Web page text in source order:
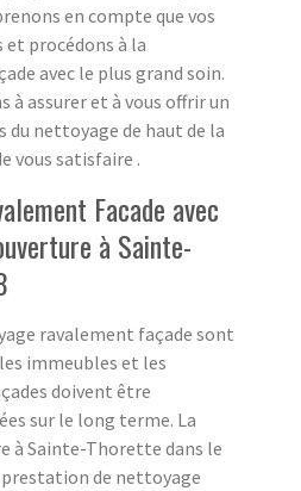
en compte que vos
procédons à la
avec le plus grand soin.
à assurer et à vous offrir un
du nettoyage de haut de la
vous satisfaire .
Facade avec
à Sainte-
ravalement façade sont
immeubles et les
doivent être
sur le long terme. La
à Sainte-Thorette dans le
prestation de nettoyage